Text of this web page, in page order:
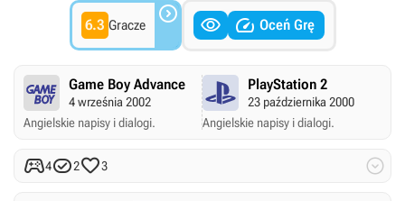
6.3 Gracze    Oceń Grę
Game Boy Advance
4 września 2002
Angielskie napisy i dialogi.
PlayStation 2
23 października 2000
Angielskie napisy i dialogi.
423 